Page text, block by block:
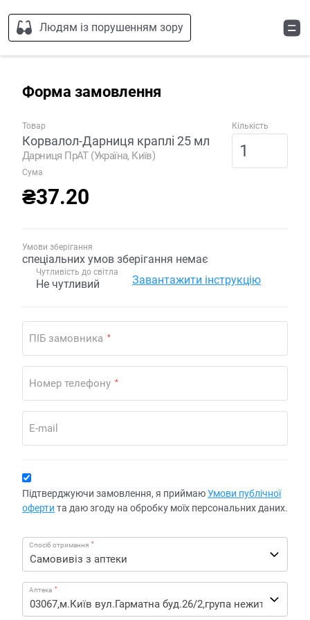
Людям із порушенням зору
Форма замовлення
Товар
Корвалол-Дарниця краплі 25 мл
Дарниця ПрАТ (Україна, Київ)
Кількість
Сума
₴37.20
Умови зберігання
спеціальних умов зберігання немає
Чутливість до світла
Не чутливий Завантажити інструкцію
ПІБ замовника *
Номер телефону *
E-mail
Підтверджуючи замовлення, я приймаюУмови публічної
оферти та даю згоду на обробку моїх персональних даних.
Спосіб отримання *
Аптека *